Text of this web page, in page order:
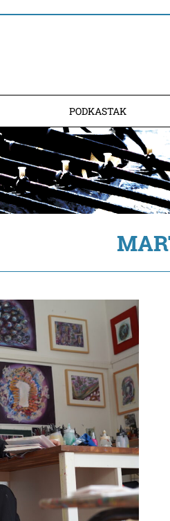
PODKASTAK